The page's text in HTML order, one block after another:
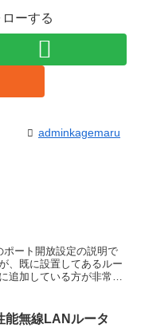
ーする
adminkagemaru
ート開放設定の説明で
、既に設置してあるルー
追加している方が非常に
能無線LANルータ